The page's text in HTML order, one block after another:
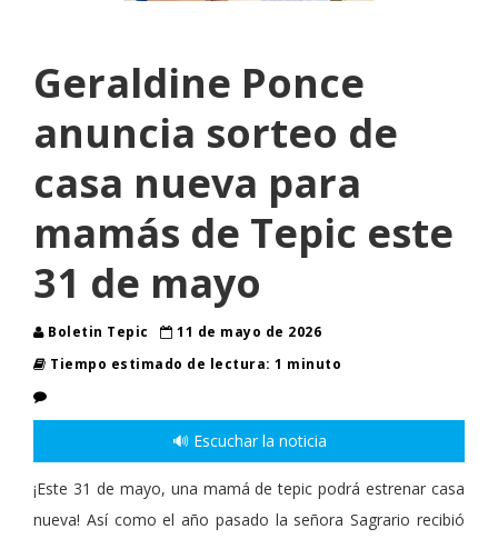
Geraldine Ponce
anuncia sorteo de
casa nueva para
mamás de Tepic este
31 de mayo
Boletin Tepic
11 de mayo de 2026
Tiempo estimado de lectura: 1 minuto
🔊 Escuchar la noticia
¡Este 31 de mayo, una mamá de tepic podrá estrenar casa
nueva! Así como el año pasado la señora Sagrario recibió